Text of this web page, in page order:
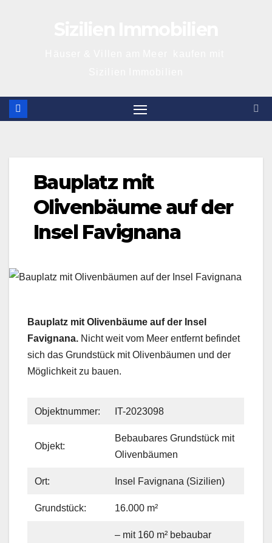
Bauplatz mit
Olivenbäume auf der
Insel Favignana
Bauplatz mit Olivenbäume auf der Insel
Favignana. Nicht weit vom Meer entfernt befindet
sich das Grundstück mit Olivenbäumen und der
Möglichkeit zu bauen.
Objektnummer: IT-2023098
Objekt:
Bebaubares Grundstück mit
Olivenbäumen
Ort: Insel Favignana (Sizilien)
Grundstück: 16.000 m²
– mit 160 m² bebaubar